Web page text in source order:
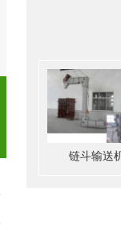
链斗输送